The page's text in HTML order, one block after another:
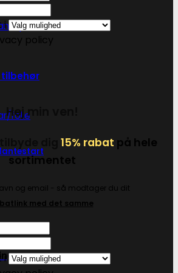
tilbehør
folie
i
policy
Hej min ven!
15% rabat på hele
sortimentet
og email - så modtager du dit
med det samme
i